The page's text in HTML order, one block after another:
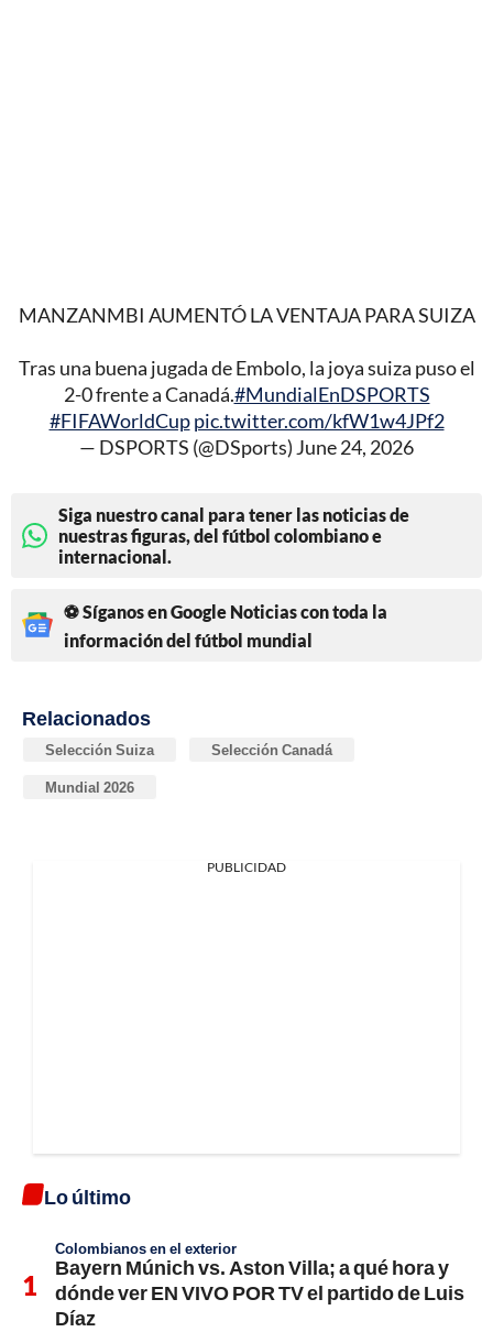
MANZANMBI AUMENTÓ LA VENTAJA PARA SUIZA
Tras una buena jugada de Embolo, la joya suiza puso el
2-0 frente a Canadá.#MundialEnDSPORTS
#FIFAWorldCup pic.twitter.com/kfW1w4JPf2
— DSPORTS (@DSports) June 24, 2026
Siga nuestro canal para tener las noticias de
nuestras figuras, del fútbol colombiano e
internacional.
⚽ Síganos en Google Noticias con toda la
información del fútbol mundial
Relacionados
Selección Suiza Selección Canadá
Mundial 2026
PUBLICIDAD
Lo último
Colombianos en el exterior
Bayern Múnich vs. Aston Villa; a qué hora y
dónde ver EN VIVO POR TV el partido de Luis
Díaz